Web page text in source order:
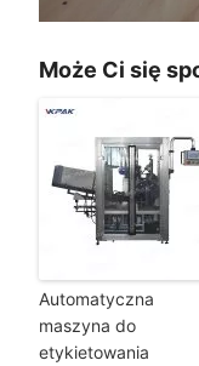
Może Ci się
Automatyczna
maszyna do
etykietowania